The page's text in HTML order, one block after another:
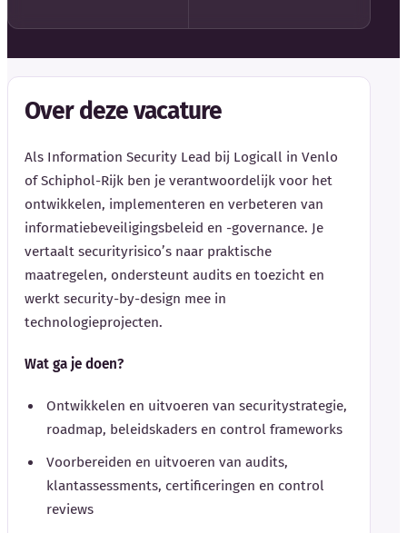
Over deze vacature
Als Information Security Lead bij Logicall in Venlo
of Schiphol-Rijk ben je verantwoordelijk voor het
ontwikkelen, implementeren en verbeteren van
informatiebeveiligingsbeleid en -governance. Je
vertaalt securityrisico’s naar praktische
maatregelen, ondersteunt audits en toezicht en
werkt security-by-design mee in
technologieprojecten.
Wat ga je doen?
Ontwikkelen en uitvoeren van securitystrategie,
roadmap, beleidskaders en control frameworks
Voorbereiden en uitvoeren van audits,
klantassessments, certificeringen en control
reviews